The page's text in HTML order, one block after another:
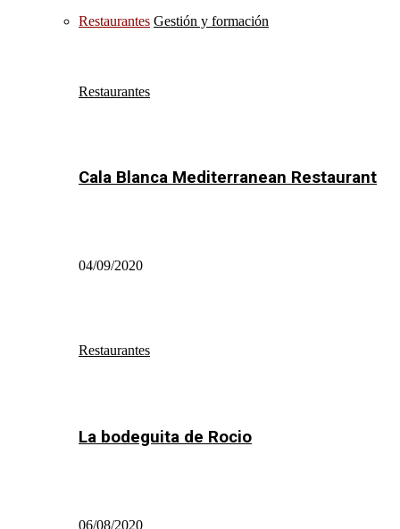
Restaurantes Gestión y formación
Restaurantes
Cala Blanca Mediterranean Restaurant
04/09/2020
Restaurantes
La bodeguita de Rocio
06/08/2020